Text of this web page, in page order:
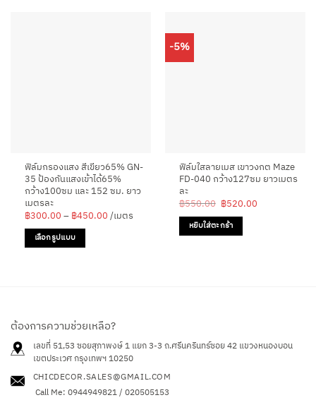
ฟิล์มกรองแสง สีเขียว65% GN-
35 ป้องกันแสงเข้าได้65%
กว้าง100ซม และ 152 ซม. ยาว
เมตรละ
฿300.00–฿450.00Price
range:
/เมตร
เลือกรูปแบบ
The
options
may
be
chosen
-5%
ฟิล์มใสลายเมส เขาวงกต Maze
FD-040 กว้าง127ซม ยาวเมตร
ละ
฿550.00 Original
price
was:
฿550.00.
฿520.00Current
หยิบใส่ตะกร้า
ต้องการความช่วยเหลือ?
เลขที่ 51,53 ซอยสุภาพงษ์ 1 แยก 3-3 ถ.ศรีนครินทร์ซอย 42แขวงหนองบอน
เขตประเวศ กรุงเทพฯ 10250
CHICDECOR.SALES@GMAIL.COM
Call Me: 0944949821 / 020505153